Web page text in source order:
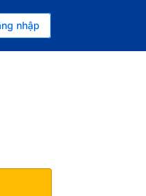
Việt
nhập